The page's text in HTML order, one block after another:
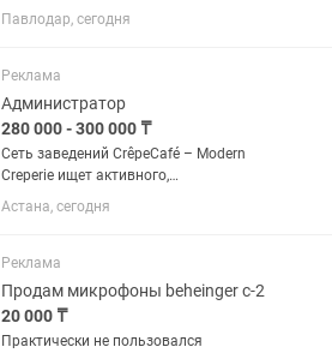
шелковистой шерстью и
выразительными глазами. Они
характером: невероятно привязаны к
человеку, активны,...
Павлодар, сегодня
Реклама
Администратор
280 000 - 300 000 ₸
Сеть заведений CrêpeCafé – Modern
Creperie ищет активного,
инициативного и ответственного
человека в нашу команду на
Основные обязанности: ●Поддержание
комфортной и...
Астана, сегодня
Реклама
Продам микрофоны beheinger c-2
20 000 ₸
Практически не пользовался